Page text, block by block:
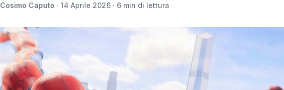
Cosimo Caputo · 14 Aprile 2026 · 6 min di lettura